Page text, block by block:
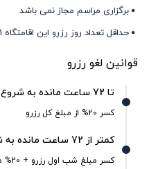
برگزاری مراسم مجاز نمی باشد
حداقل تعداد روز رزرو این اقامتگاه 1 روز است
قوانین لغو رزرو
تا 72 ساعت مانده به شروع اقامت
کسر 20% از مبلغ کل رزرو
کمتر از 72 ساعت مانده به شروع اقامت
کسر مبلغ شب اول رزرو + 20% مابقی شب ها